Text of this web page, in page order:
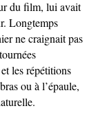
du film, lui avait
Longtemps
ne craignait pas
les répétitions
ou à l’épaule,